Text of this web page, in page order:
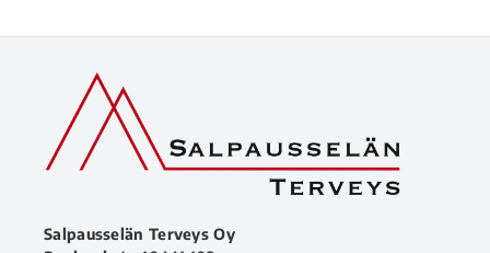
Salpausselän Terveys Oy